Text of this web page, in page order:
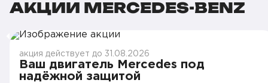
АКЦИИ MERCEDES-BENZ
акция действует до 31.08.2026
Ваш двигатель Mercedes под
надёжной защитой